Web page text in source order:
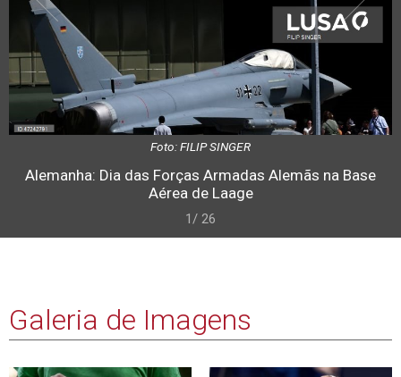
Foto: FILIP SINGER
Alemanha: Dia das Forças Armadas Alemãs na Base
Aérea de Laage
1/ 26
Galeria de Imagens